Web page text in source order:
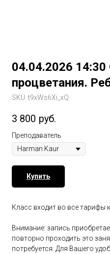
04.04.2026
процветания.
SKU:t9xWs6Xi_xQ
3 800 руб.
Преподаватель
Купить
Класс входит во все тарифы
Внимание: запись
повторно проходить это
потребуется. Для Вашего